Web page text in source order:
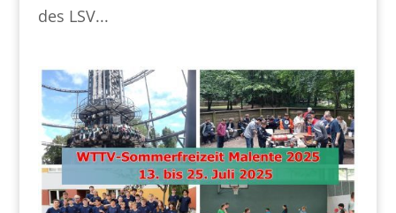
des LSV...